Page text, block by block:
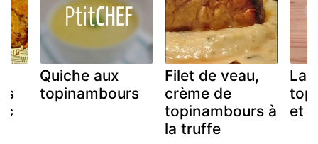
Quiche aux
topinambours
Filet de veau,
crème de
topinambours à
la truffe
et